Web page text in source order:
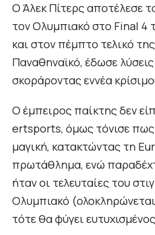
Ο Άλεκ Πίτερς αποτέλεσε
τον Ολυμπιακό στο Final 4
και στον πέμπτο τελικό
Παναθηναϊκό, έδωσε
σκοράροντας εννέα
Ο έμπειρος παίκτης δεν
ertsports, όμως τόνισε πως
μαγική, κατακτώντας τη
πρωτάθλημα, ενώ
ήταν οι τελευταίες του
Ολυμπιακό
τότε θα φύγει